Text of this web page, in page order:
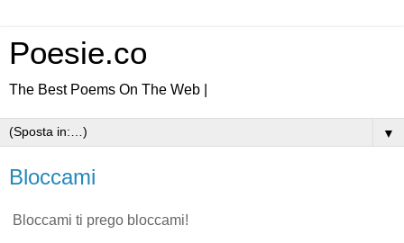
Poesie.co
The Best Poems On The Web |
▼
Bloccami
Bloccami ti prego bloccami!